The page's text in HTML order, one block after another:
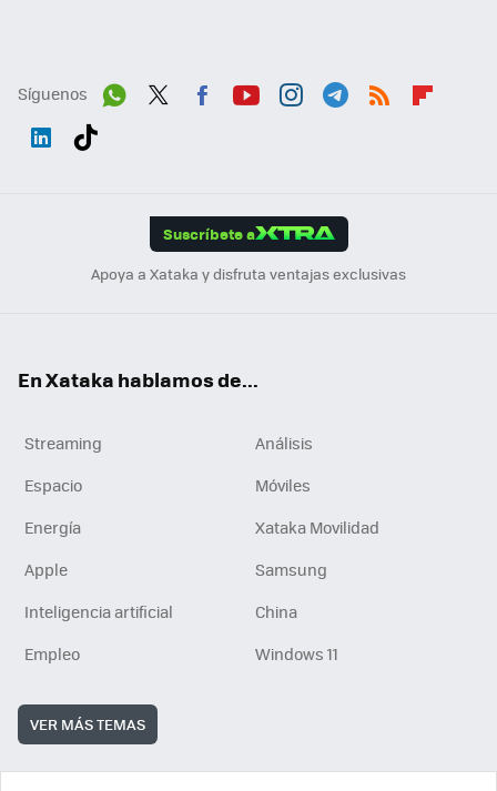
Síguenos
Suscríbete a
Apoya a Xataka y disfruta ventajas exclusivas
En Xataka hablamos de...
Streaming
Análisis
Espacio
Móviles
Energía
Xataka Movilidad
Apple
Samsung
Inteligencia artificial
China
Empleo
Windows 11
VER MÁS TEMAS